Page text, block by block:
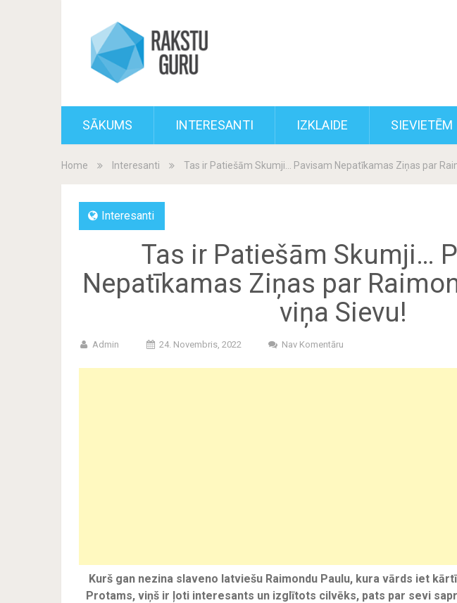
SĀKUMS INTERESANTI IZKLAIDE SIEVIETĒM
Home Interesanti Tas ir Patiešām Skumji… Pavisam Nepatīkamas Ziņas par
Interesanti
Tas ir Patiešām Skumji…
Nepatīkamas Ziņas par
viņa Sievu!
Admin 24. Novembris, 2022 Nav Komentāru
Kurš gan nezina slaveno latviešu Raimondu Paulu, kura vārds iet
Protams, viņš ir ļoti interesants un izglītots cilvēks, pats par sevi